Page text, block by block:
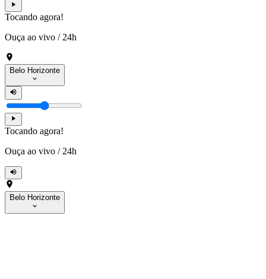
Tocando agora!
Ouça ao vivo / 24h
Belo Horizonte
Tocando agora!
Ouça ao vivo / 24h
Belo Horizonte